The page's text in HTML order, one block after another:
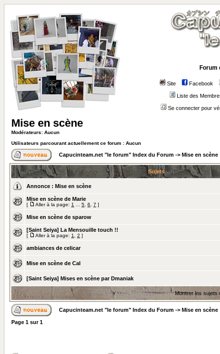
Forum
Site Facebook
Liste des
Se connecter pour
Mise en scène
Modérateurs: Aucun
Utilisateurs parcourant actuellement ce forum : Aucun
Capucinteam.net "le forum" Index du Forum -> Mise en scène
Sujets
Annonce : Mise en scène
Mise en scène de Marie
[ Aller à la page: 1 5 6 7 ]
Mise en scène de sparow
[Saint Seiya] La Mensouille touch !!
[ Aller à la page: 1 2 ]
ambiances de celicar
Mise en scène de Cal
[Saint Seiya] Mises en scène par Dmaniak
Montrer les sujets
Capucinteam.net "le forum" Index du Forum -> Mise en scène
Page 1 sur1